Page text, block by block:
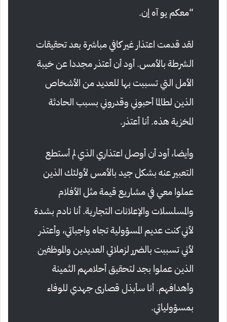
“معكم يو آه إن.
لقد قدمت اعتذار غير كافي مباشرة بعد تحقيقات
الشرطة بالأمس. أود أن أعتذر مجددا عن خيبة
الأمل التي تسببت بها للعديد من الأشخاص
الذين لطالما أحبوني وقدروني بسبب الحادثة
المخزية هذه. أنا أعتذر.
وأيضا، أود أن أوصل اعتذاري الذي لم أستطع
التعبير عنه بشكل جيد بالأمس لأولئك الذين
عملوا معي في مشاريع قيمة مثل الأفلام
والمسلسلات والإعلانات التجارية. أنا نادم بشدة
لأني كنت عديم المسؤولية تجاه واجباتي، وأعتذر
لأني تسببت بالضرر لزملائي العديدين والموظفين
الذين عملوا بجد لتحقيق أحلامهم الثمينة
وأهدافهم. أنا سأبذل قصارى جهدي للوفاء
بمسؤولياتي.